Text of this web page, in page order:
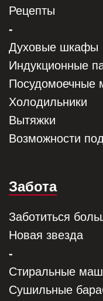
Рецепты
-
Духовые шкафы
Индукционные
Посудомоечные
Холодильники
Вытяжки
Возможности
Забота
Заботиться
Новая звезда
-
Стиральные
Сушильные